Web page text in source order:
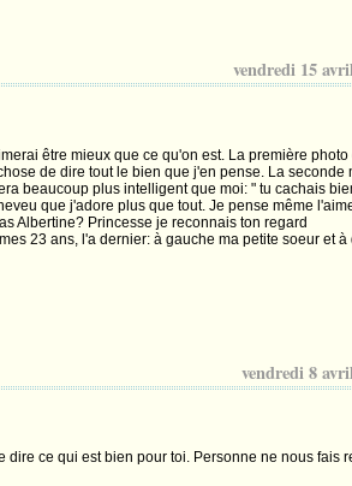
vendredi 15
être mieux que ce qu'on est. La première photo
de dire tout le bien que j'en pense. La seconde
beaucoup plus intelligent que moi: " tu cachais
que j'adore plus que tout. Je pense même
Albertine? Princesse je reconnais ton regard
23 ans, l'a dernier: à gauche ma petite soeur et à
vendredi 8
ce qui est bien pour toi. Personne ne nous fais